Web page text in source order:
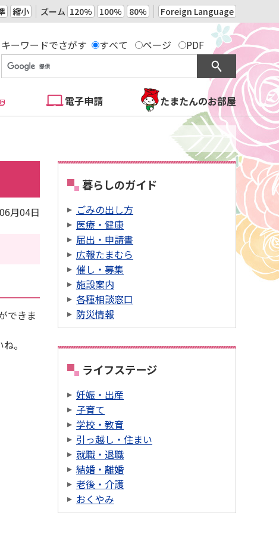
縮小 ズーム 120% 100% 80% Foreign Language
キーワードでさがす すべて ページ PDF
電子申請 たまたんのお部屋
月04日
できま
。
暮らしのガイド
ごみの出し方
医療・健康
届出・申請書
広報たまむら
催し・募集
施設案内
各種相談窓口
防災情報
ライフステージ
妊娠・出産
子育て
学校・教育
引っ越し・住まい
就職・退職
結婚・離婚
老後・介護
おくやみ